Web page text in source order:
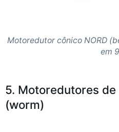
Motoredutor cônico NORD
em
5. Motoredutores
(worm)